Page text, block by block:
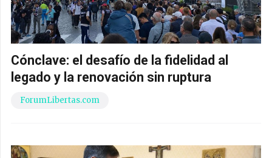
Cónclave: el desafío de la fidelidad al
legado y la renovación sin ruptura
ForumLibertas.com